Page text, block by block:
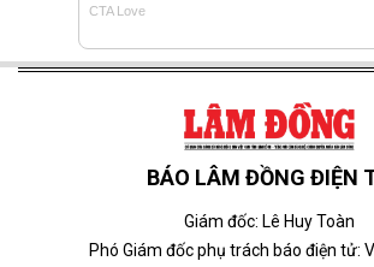
BÁO LÂM ĐỒNG ĐIỆN
Giám đốc: Lê Huy Toàn
Phó Giám đốc phụ trách báo điện tử: